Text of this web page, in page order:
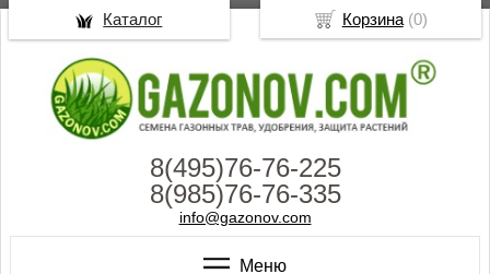
8(495)76-76-225
8(985)76-76-335
info@gazonov.com
Меню
Корзина(0)
Каталог